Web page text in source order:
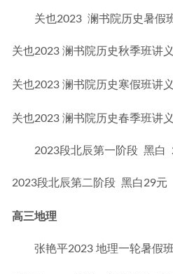
关也2023 澜书院历史暑假
关也2023 澜书院历史秋季班讲义
关也2023 澜书院历史寒假班讲义
关也2023 澜书院历史春季班讲义
2023段北辰第一阶段 黑白
2023段北辰第二阶段  黑白29元
高三地理
张艳平2023 地理一轮暑假